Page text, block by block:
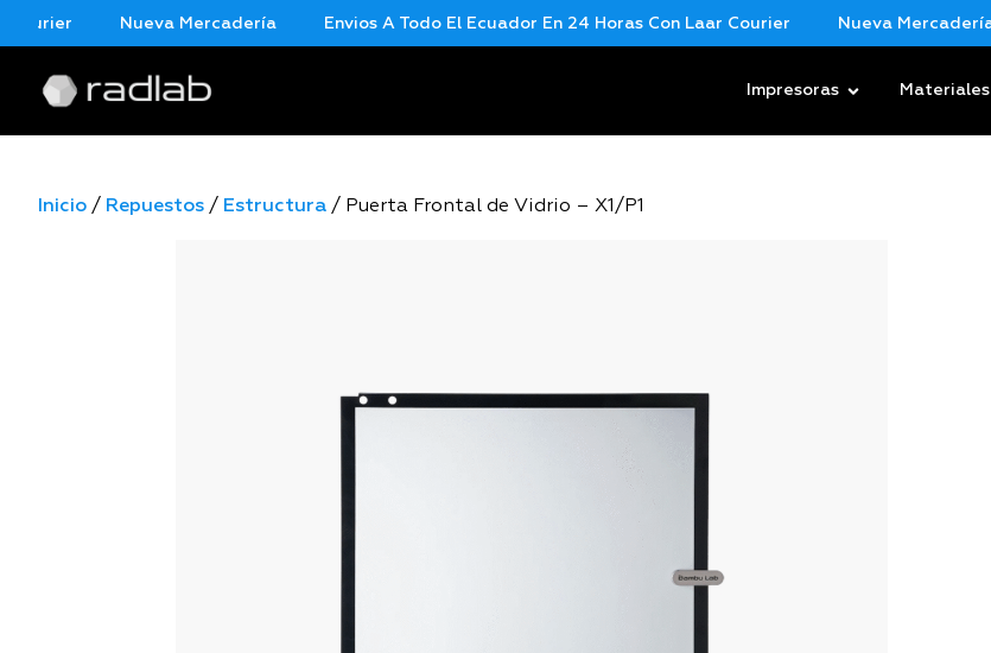
Nueva Mercadería Envios A Todo El Ecuador En 24 Horas Con Laar Courier Nueva Mercadería
Impresoras Materiales
Inicio / Repuestos / Estructura / Puerta Frontal de Vidrio – X1/P1